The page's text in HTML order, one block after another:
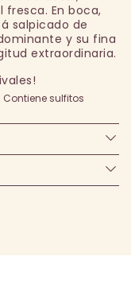
En boca,
salpicado de
y su fina
extraordinaria.
sulfitos